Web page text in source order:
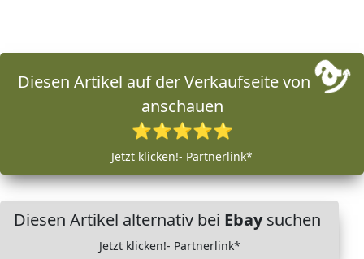
Diesen Artikel auf der Verkaufseite von
anschauen
⭐⭐⭐⭐⭐
Jetzt klicken!- Partnerlink*
Diesen Artikel alternativ bei Ebaysuchen
Jetzt klicken!- Partnerlink*